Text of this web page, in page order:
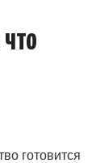
готовится